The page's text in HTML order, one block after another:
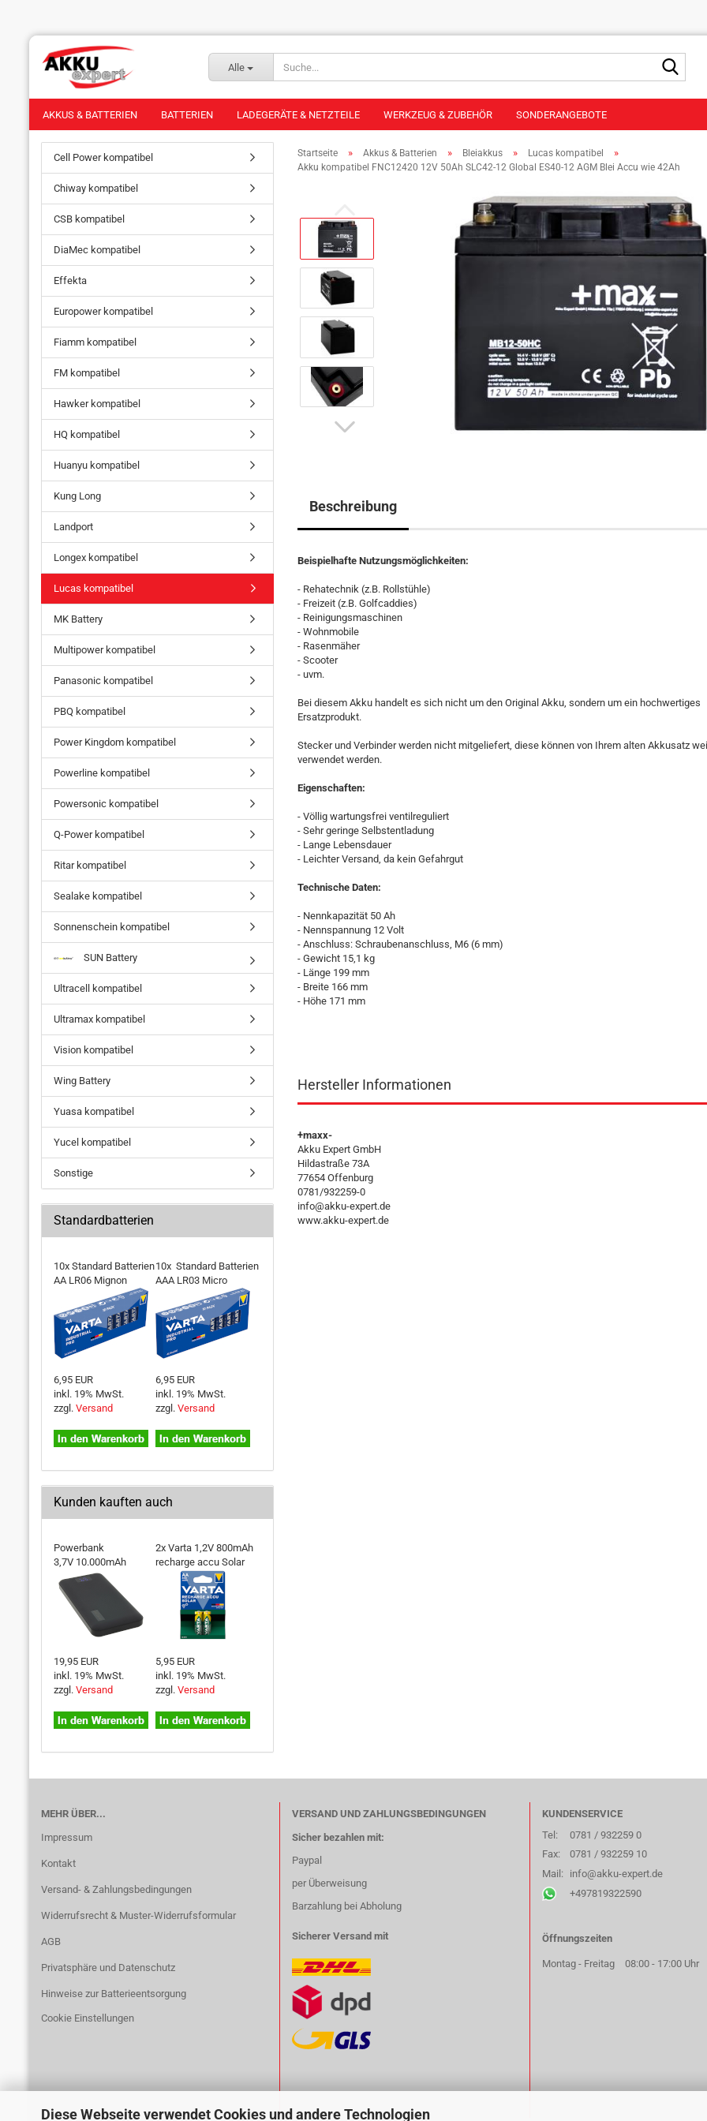
Diese Webseite verwendet Cookies und andere Technologien
Alle
AKKUS & BATTERIEN BATTERIEN LADEGERÄTE & NETZTEILE WERKZEUG & ZUBEHÖR SONDERANGEBOTE
Startseite » Akkus & Batterien » Bleiakkus » Lucas kompatibel »
Akku kompatibel FNC12420 12V 50Ah SLC42-12 Global ES40-12 AGM Blei Accu wie 42Ah
Beschreibung
Beispielhafte Nutzungsmöglichkeiten:
- Rehatechnik (z.B. Rollstühle)
- Freizeit (z.B. Golfcaddies)
- Reinigungsmaschinen
- Wohnmobile
- Rasenmäher
- Scooter
- uvm.
Bei diesem Akku handelt es sich nicht um den Original Akku, sondern um ein hochwertiges
Ersatzprodukt.
Stecker und Verbinder werden nicht mitgeliefert, diese können von Ihrem alten Akkusatz
verwendet werden.
Eigenschaften:
- Völlig wartungsfrei ventilreguliert
- Sehr geringe Selbstentladung
- Lange Lebensdauer
- Leichter Versand, da kein Gefahrgut
Technische Daten:
- Nennkapazität 50 Ah
- Nennspannung 12 Volt
- Anschluss: Schraubenanschluss, M6 (6 mm)
- Gewicht 15,1 kg
- Länge 199 mm
- Breite 166 mm
- Höhe 171 mm
Hersteller Informationen
+maxx-
Akku Expert GmbH
Hildastraße 73A
77654 Offenburg
0781/932259-0
info@akku-expert.de
www.akku-expert.de
Cell Power kompatibel
Chiway kompatibel
CSB kompatibel
DiaMec kompatibel
Effekta
Europower kompatibel
Fiamm kompatibel
FM kompatibel
Hawker kompatibel
HQ kompatibel
Huanyu kompatibel
Kung Long
Landport
Longex kompatibel
Lucas kompatibel
MK Battery
Multipower kompatibel
Panasonic kompatibel
PBQ kompatibel
Power Kingdom kompatibel
Powerline kompatibel
Powersonic kompatibel
Q-Power kompatibel
Ritar kompatibel
Sealake kompatibel
Sonnenschein kompatibel
SUN Battery
Ultracell kompatibel
Ultramax kompatibel
Vision kompatibel
Wing Battery
Yuasa kompatibel
Yucel kompatibel
Sonstige
Standardbatterien
10x Standard Batterien
AA LR06 Mignon
6,95 EUR
inkl. 19% MwSt.
zzgl. Versand
10x Standard Batterien
AAA LR03 Micro
6,95 EUR
inkl. 19% MwSt.
zzgl. Versand
Kunden kauften auch
Powerbank
3,7V 10.000mAh
19,95 EUR
inkl. 19% MwSt.
zzgl. Versand
2x Varta 1,2V 800mAh
recharge accu Solar
5,95 EUR
inkl. 19% MwSt.
zzgl. Versand
MEHR ÜBER...
Impressum
Kontakt
Versand- & Zahlungsbedingungen
Widerrufsrecht & Muster-Widerrufsformular
AGB
Privatsphäre und Datenschutz
Hinweise zur Batterieentsorgung
Cookie Einstellungen
VERSAND UND ZAHLUNGSBEDINGUNGEN
Sicher bezahlen mit:
Paypal
per Überweisung
Barzahlung bei Abholung
Sicherer Versand mit
KUNDENSERVICE
Tel:
0781 / 932259 0
Fax:
0781 / 932259 10
Mail:
info@akku-expert.de
+497819322590
Öffnungszeiten
Montag - Freitag 08:00 - 17:00 Uhr